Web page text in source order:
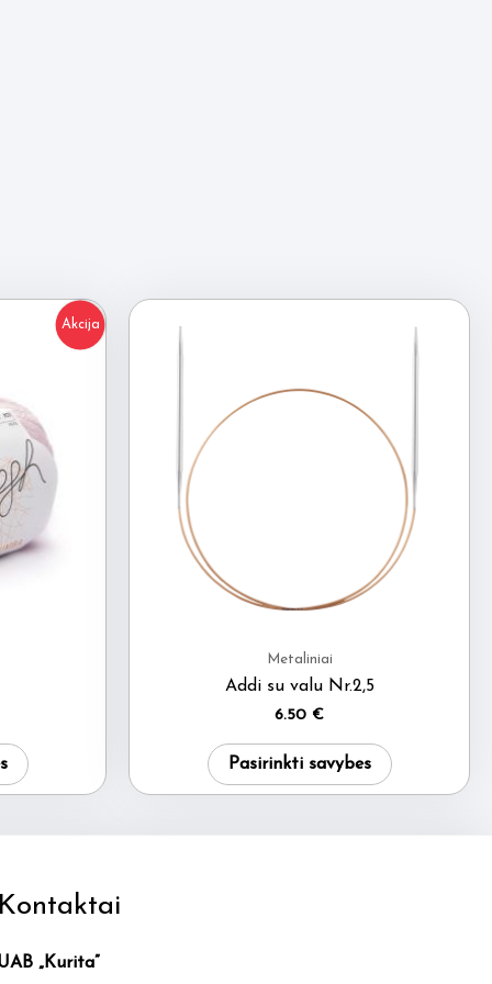
Akcija
€.
The
may
Metaliniai
Addi su valu Nr.2,5
6.50 €
Pasirinkti savybes
Kontaktai
„Kurita”